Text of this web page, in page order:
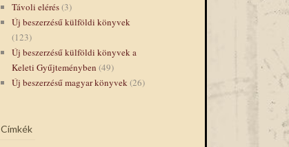
Távoli elérés(3)
Új beszerzésű külföldi könyvek
(123)
Új beszerzésű külföldi könyvek a
Keleti Gyűjteményben (49)
Új beszerzésű magyar könyvek(26)
Címkék